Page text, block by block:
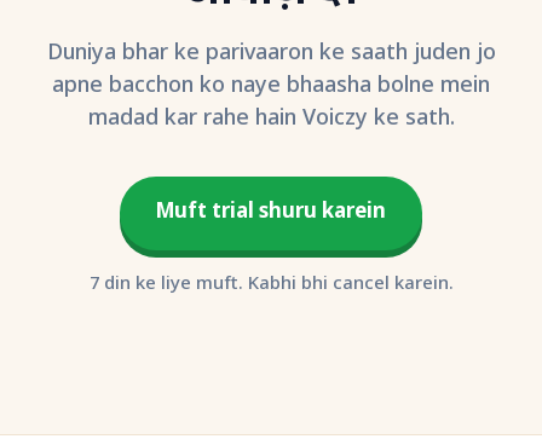
Duniya bhar ke parivaaron ke saath juden jo
apne bacchon ko naye bhaasha bolne mein
madad kar rahe hain Voiczy ke sath.
Muft trial shuru karein
7 din ke liye muft. Kabhi bhi cancel karein.